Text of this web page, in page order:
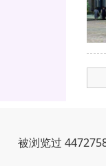
被浏览过